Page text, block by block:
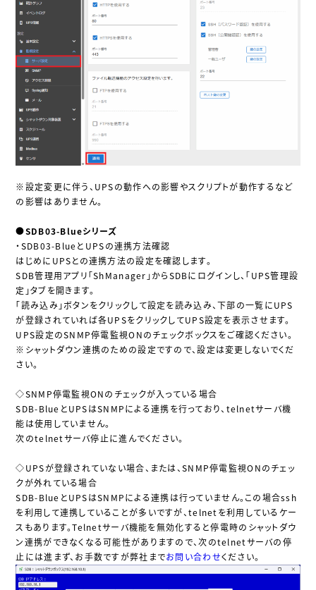
※設定変更に伴う、UPSの動作への影響やスクリプトが動作するなど
の影響はありません。
●SDB03-Blueシリーズ
・SDB03-BlueとUPSの連携方法確認
はじめにUPSとの連携方法の設定を確認します。
SDB管理用アプリ「ShManager」からSDBにログインし、「UPS管理設
定」タブを開きます。
「読み込み」ボタンをクリックして設定を読み込み、下部の一覧にUPS
が登録されていれば各UPSをクリックしてUPS設定を表示させます。
UPS設定のSNMP停電監視ONのチェックボックスをご確認ください。
※シャットダウン連携のための設定ですので、設定は変更しないでくだ
さい。
◇SNMP停電監視ONのチェックが入っている場合
SDB-BlueとUPSはSNMPによる連携を行っており、telnetサーバ機
能は使用していません。
次のtelnetサーバ停止に進んでください。
◇UPSが登録されていない場合、または、SNMP停電監視ONのチェッ
クが外れている場合
SDB-BlueとUPSはSNMPによる連携は行っていません。この場合ssh
を利用して連携していることが多いですが、telnetを利用しているケー
スもあります。Telnetサーバ機能を無効化すると停電時のシャットダウ
ン連携ができなくなる可能性がありますので、次のtelnetサーバの停
止には進まず、お手数ですが弊社までお問い合わせください。